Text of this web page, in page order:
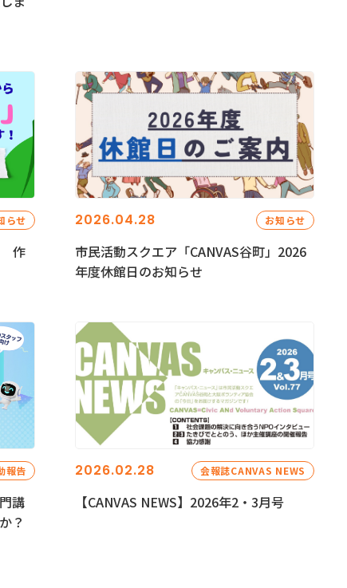
らせ
作
2026.04.28 お知らせ
市民活動スクエア「CANVAS谷町」2026
年度休館日のお知らせ
報告
講
？
2026.02.28 会報誌CANVAS NEWS
【CANVAS NEWS】2026年2・3月号